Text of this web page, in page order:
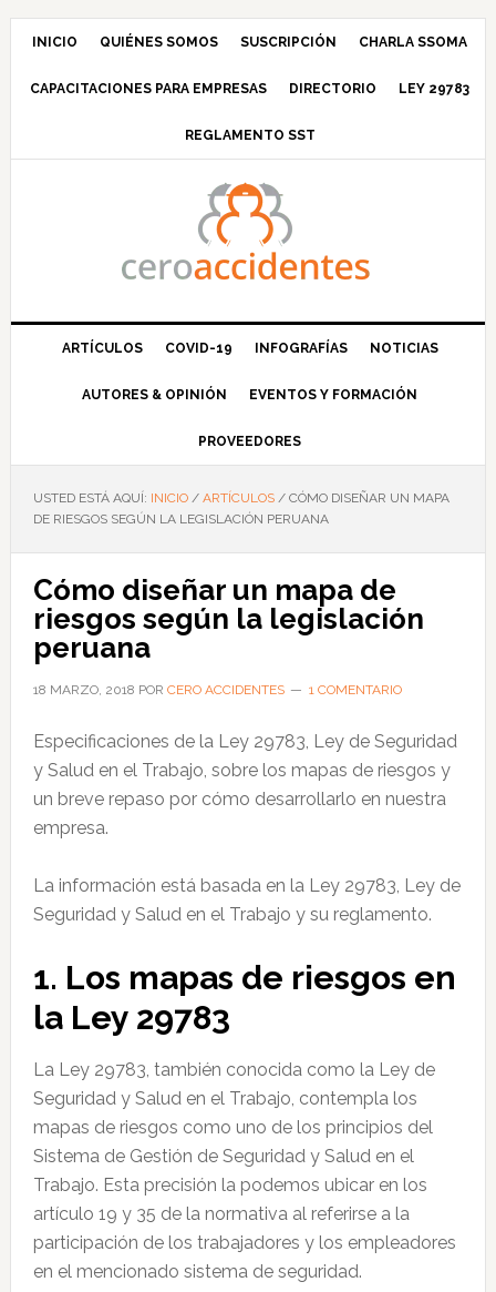
Saltar
navegación
Saltar
principal
Saltar
barra
principal
Saltar
INICIO QUIÉNES SOMOS SUSCRIPCIÓN CHARLA SSOMA
CAPACITACIONES PARA EMPRESAS DIRECTORIO LEY 29783
REGLAMENTO SST
ARTÍCULOS COVID-19 INFOGRAFÍAS NOTICIAS
AUTORES & OPINIÓN EVENTOS Y FORMACIÓN
PROVEEDORES
USTED ESTÁ AQUÍ: INICIO / ARTÍCULOS /CÓMO DISEÑAR UN MAPA
DE RIESGOS SEGÚN LA LEGISLACIÓN PERUANA
Cómo diseñar un mapa de
riesgos según la legislación
peruana
18 MARZO, 2018 POR CERO ACCIDENTES 1 COMENTARIO
Especificaciones de la Ley 29783, Ley de Seguridad
y Salud en el Trabajo, sobre los mapas de riesgos y
un breve repaso por cómo desarrollarlo en nuestra
empresa.
La información está basada en la Ley 29783, Ley de
Seguridad y Salud en el Trabajo y su reglamento.
1. Los mapas de riesgos en
la Ley 29783
La Ley 29783, también conocida como la Ley de
Seguridad y Salud en el Trabajo, contempla los
mapas de riesgos como uno de los principios del
Sistema de Gestión de Seguridad y Salud en el
Trabajo. Esta precisión la podemos ubicar en los
artículo 19 y 35 de la normativa al referirse a la
participación de los trabajadores y los empleadores
en el mencionado sistema de seguridad.